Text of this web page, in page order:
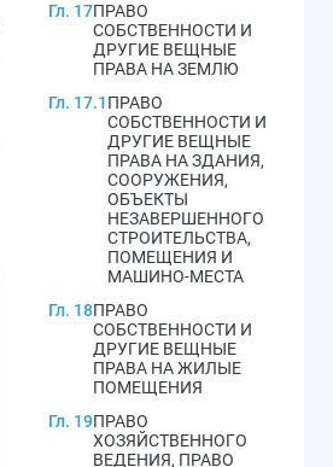
Гл. 17ПРАВО
СОБСТВЕННОСТИ И
ДРУГИЕ ВЕЩНЫЕ
ПРАВА НА ЗЕМЛЮ
Гл. 17.1ПРАВО
СОБСТВЕННОСТИ И
ДРУГИЕ ВЕЩНЫЕ
ПРАВА НА ЗДАНИЯ,
СООРУЖЕНИЯ,
ОБЪЕКТЫ
НЕЗАВЕРШЕННОГО
СТРОИТЕЛЬСТВА,
ПОМЕЩЕНИЯ И
МАШИНО-МЕСТА
Гл. 18ПРАВО
СОБСТВЕННОСТИ И
ДРУГИЕ ВЕЩНЫЕ
ПРАВА НА ЖИЛЫЕ
ПОМЕЩЕНИЯ
Гл. 19ПРАВО
ХОЗЯЙСТВЕННОГО
ВЕДЕНИЯ, ПРАВО